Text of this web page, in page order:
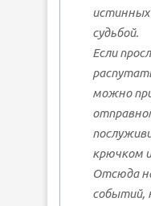
судьбой.
Если
можно
крючком
Отсюда
событий,